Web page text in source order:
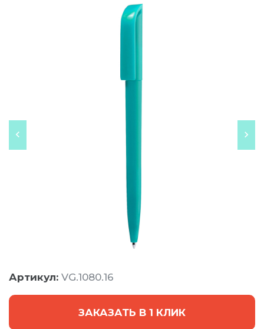
Артикул: VG.1080.16
ЗАКАЗАТЬ В 1 КЛИК